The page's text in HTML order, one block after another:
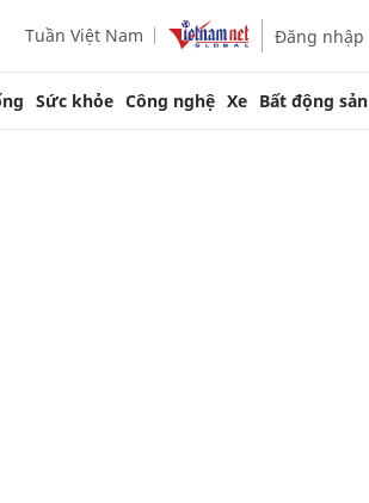
Tuần Việt Nam Đăng nhập
Sức khỏe Công nghệ Xe Bất động sản